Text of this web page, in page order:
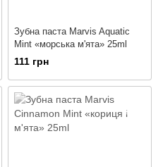
Зубна паста Marvis Aquatic
Mint «морська м'ята» 25ml
111 грн